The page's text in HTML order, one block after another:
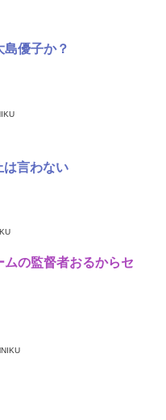
優子か？
言わない
ムの監督者おるからセ